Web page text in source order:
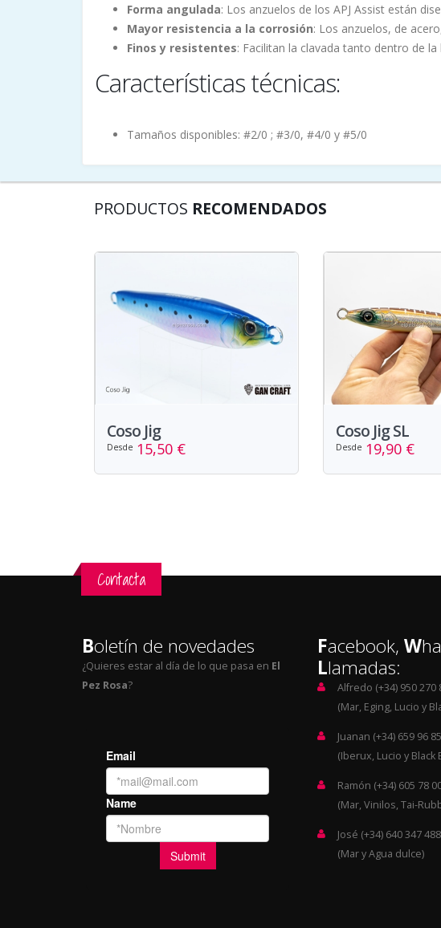
Forma angulada: Los anzuelos de los APJ Assist están
Mayor resistencia a la corrosión: Los anzuelos, de
Finos y resistentes: Facilitan la clavada tanto dentro de
Características técnicas:
Tamaños disponibles: #2/0 ; #3/0, #4/0 y #5/0
PRODUCTOS RECOMENDADOS
Coso Jig
Desde 15,50 €
Coso Jig SL
Desde 19,90 €
Contacta
Boletín de novedades
¿Quieres estar al día de lo que pasa en El
Pez Rosa?
Facebook, W
Llamadas:
Alfredo (+34) 950 270
(Mar, Eging, Lucio y
Juanan (+34) 659 96
(Iberux, Lucio y Black
Ramón (+34) 605 78
(Mar, Vinilos, Tai-
José (+34) 640 347 488
(Mar y Agua dulce)